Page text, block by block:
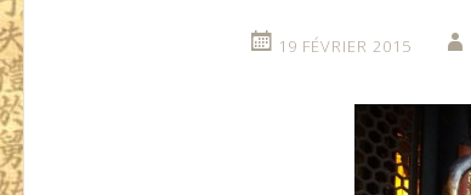
19 FÉVRIER 2015